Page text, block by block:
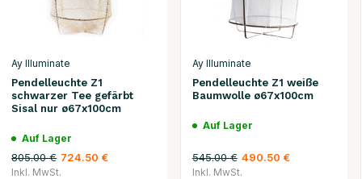
Ay Illuminate
Pendelleuchte Z1
schwarzer Tee gefärbt
Sisal nur ø67x100cm
Auf Lager
805.00 € 724.50 €
Inkl. MwSt.
Ay Illuminate
Pendelleuchte Z1 weiße
Baumwolle ø67x100cm
Auf Lager
545.00 € 490.50 €
Inkl. MwSt.